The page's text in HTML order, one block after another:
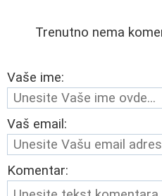
Trenutno nema
Vaše ime:
Vaš email:
Komentar: